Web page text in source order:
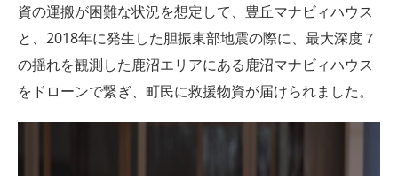
資の運搬が困難な状況を想定して、豊丘マナビィハウス
と、2018年に発生した胆振東部地震の際に、最大深度７
の揺れを観測した鹿沼エリアにある鹿沼マナビィハウス
をドローンで繋ぎ、町民に救援物資が届けられました。